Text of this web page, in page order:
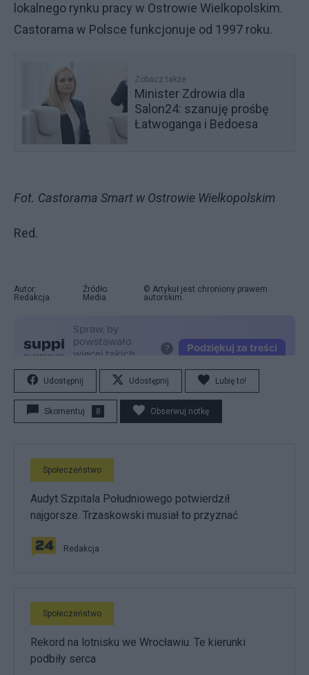
lokalnego rynku pracy w Ostrowie Wielkopolskim.
Castorama w Polsce funkcjonuje od 1997 roku.
Zobacz także
Minister Zdrowia dla
Salon24: szanuję prośbę
Łatwoganga i Bedoesa
Fot. Castorama Smart w Ostrowie Wielkopolskim
Red.
Autor:
Redakcja
Źródło:
Media
© Artykuł jest chroniony prawem
autorskim.
Udostępnij Udostępnij Lubię to!
Skomentuj 8 Obserwuj notkę
Społeczeństwo
Audyt Szpitala Południowego potwierdził
najgorsze. Trzaskowski musiał to przyznać
Redakcja
Społeczeństwo
Rekord na lotnisku we Wrocławiu. Te kierunki
podbiły serca